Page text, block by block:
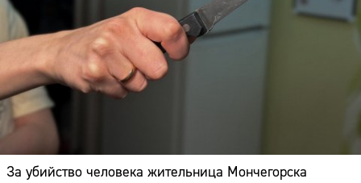
За убийство человека жительница Мончегорска
Адрес:
Телефон: